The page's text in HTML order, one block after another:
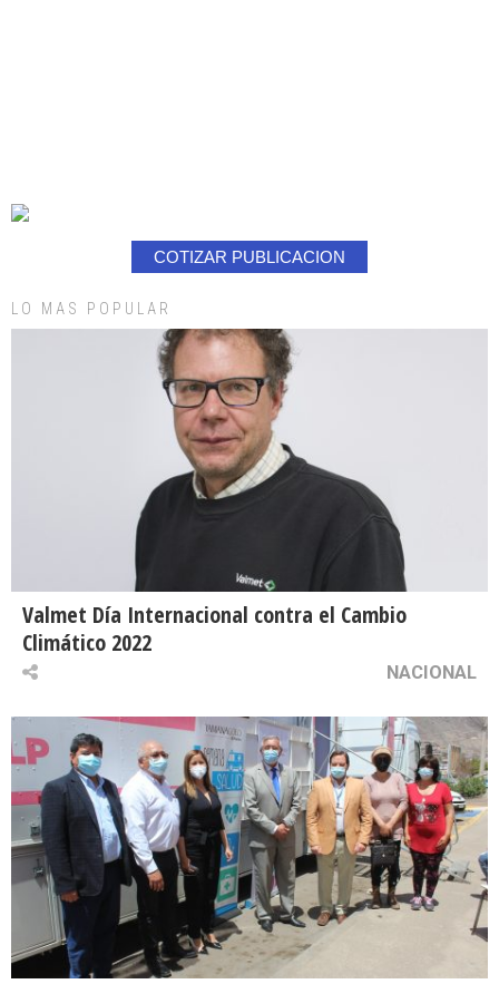
COTIZAR PUBLICACION
LO MAS POPULAR
Valmet Día Internacional contra el Cambio
Climático 2022
NACIONAL